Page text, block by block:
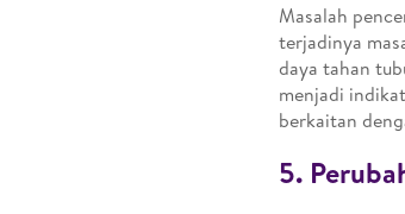
Masalah
terjadinya
daya tahan
menjadi
berkaitan
5.